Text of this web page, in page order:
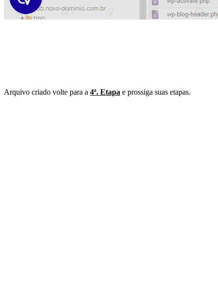
Arquivo criado volte para a 4ª. Etapa e prossiga suas etapas.